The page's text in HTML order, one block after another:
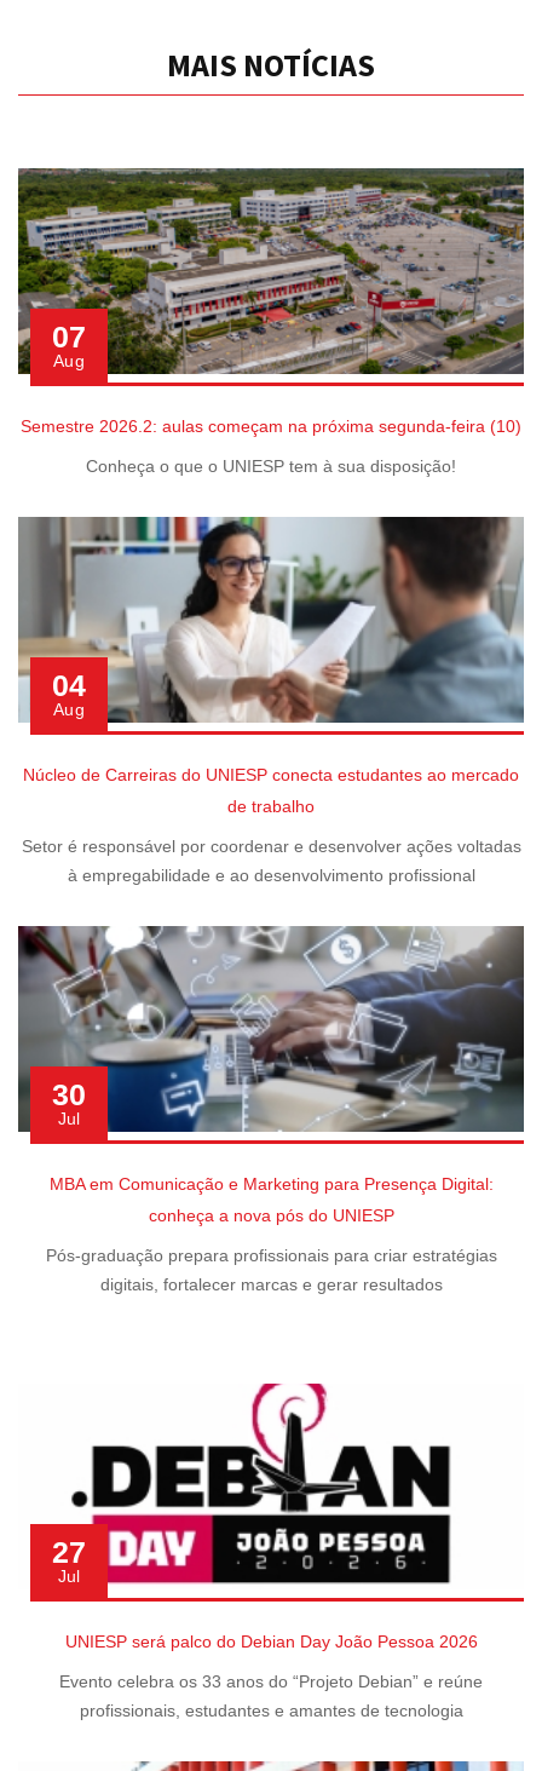
MAIS NOTÍCIAS
07
Aug
Semestre 2026.2: aulas começam na próxima segunda-feira (10)
Conheça o que o UNIESP tem à sua disposição!
04
Aug
Núcleo de Carreiras do UNIESP conecta estudantes ao mercado
de trabalho
Setor é responsável por coordenar e desenvolver ações voltadas
à empregabilidade e ao desenvolvimento profissional
30
Jul
MBA em Comunicação e Marketing para Presença Digital:
conheça a nova pós do UNIESP
Pós-graduação prepara profissionais para criar estratégias
digitais, fortalecer marcas e gerar resultados
27
Jul
UNIESP será palco do Debian Day João Pessoa 2026
Evento celebra os 33 anos do “Projeto Debian” e reúne
profissionais, estudantes e amantes de tecnologia